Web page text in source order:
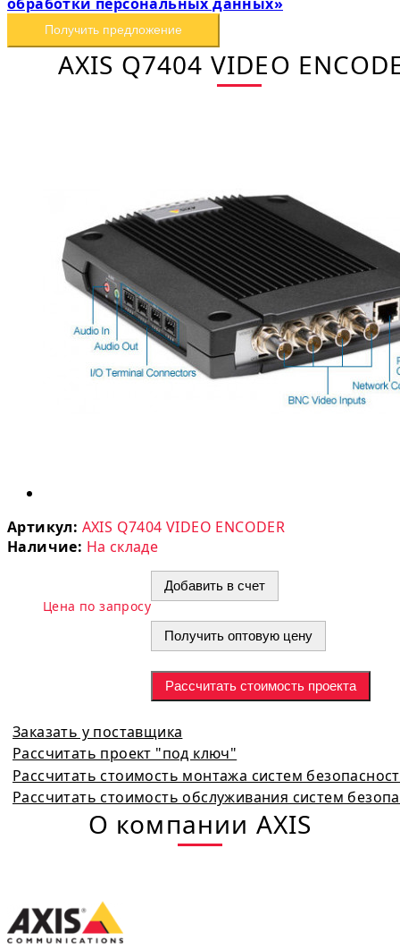
Получить предложение
AXIS Q7404 VIDEO
Артикул: AXIS Q7404 VIDEO ENCODER
Наличие: На складе
Цена по запросу
Добавить в счет
Получить оптовую цену
Рассчитать стоимость проекта
Заказать у поставщика
Рассчитать проект "под ключ"
Рассчитать стоимость монтажа систем
Рассчитать стоимость обслуживания систем
О компании AXIS